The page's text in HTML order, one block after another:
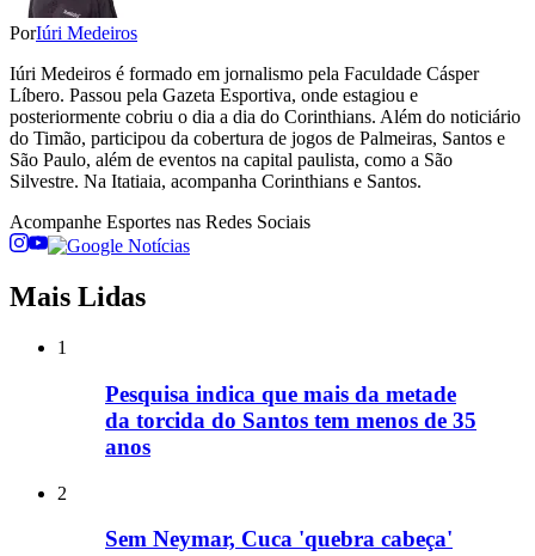
PorIúri Medeiros
Iúri Medeiros é formado em jornalismo pela Faculdade Cásper
Líbero. Passou pela Gazeta Esportiva, onde estagiou e
posteriormente cobriu o dia a dia do Corinthians. Além do noticiário
do Timão, participou da cobertura de jogos de Palmeiras, Santos e
São Paulo, além de eventos na capital paulista, como a São
Silvestre. Na Itatiaia, acompanha Corinthians e Santos.
Acompanhe Esportes nas Redes Sociais
Mais Lidas
1
Pesquisa indica que mais da metade
da torcida do Santos tem menos de 35
anos
2
Sem Neymar, Cuca 'quebra cabeça'